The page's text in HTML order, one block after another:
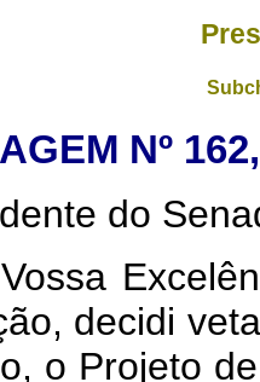
Nº
do
decidi
o Projeto